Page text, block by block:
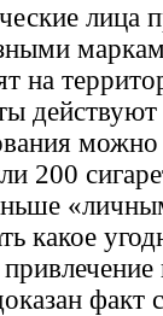
лица
на
200
какое
факт